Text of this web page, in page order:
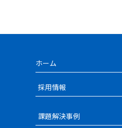
ホーム
採用情報
課題解決事例